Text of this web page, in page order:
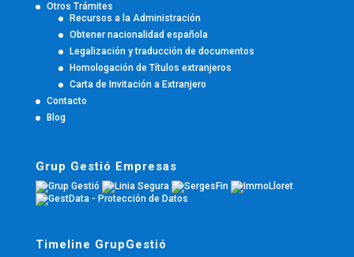
Otros Trámites
Recursos a la Administración
Obtener nacionalidad española
Legalización y traducción de documentos
Homologación de Títulos extranjeros
Carta de Invitación a Extranjero
Contacto
Blog
Grup Gestió Empresas
Timeline GrupGestió